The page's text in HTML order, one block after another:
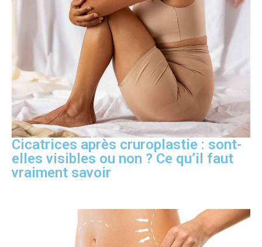
Cicatrices après cruroplastie : sont-
elles visibles ou non ? Ce qu’il faut
vraiment savoir